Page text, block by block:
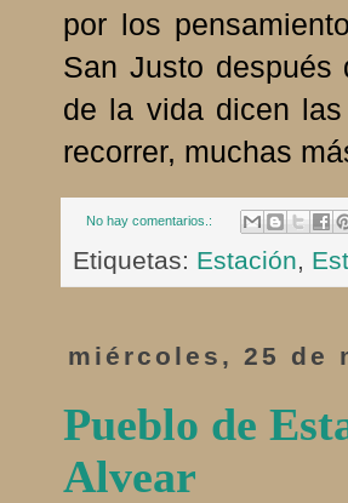
por los
San Justo
de la vida
recorrer, muchas
No hay comentarios.:
Etiquetas: Estación,
miércoles, 25 de
Pueblo de
Alvear